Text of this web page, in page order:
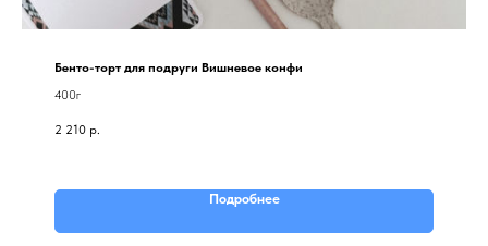
Бенто-торт для подруги Вишневое конфи
400г
2 210 р.
Подробнее